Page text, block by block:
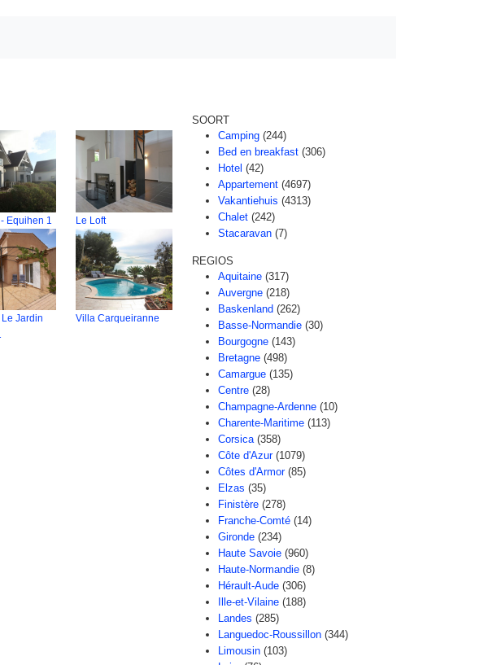
Equihen 1 Le Loft
Jardin
Villa Carqueiranne
SOORT
Camping (244)
Bed en breakfast (306)
Hotel (42)
Appartement (4697)
Vakantiehuis (4313)
Chalet (242)
Stacaravan (7)
REGIOS
Aquitaine (317)
Auvergne (218)
Baskenland (262)
Basse-Normandie (30)
Bourgogne (143)
Bretagne (498)
Camargue (135)
Centre (28)
Champagne-Ardenne (10)
Charente-Maritime (113)
Corsica (358)
Côte d'Azur (1079)
Côtes d'Armor (85)
Elzas (35)
Finistère (278)
Franche-Comté (14)
Gironde (234)
Haute Savoie (960)
Haute-Normandie (8)
Hérault-Aude (306)
Ille-et-Vilaine (188)
Landes (285)
Languedoc-Roussillon (344)
Limousin (103)